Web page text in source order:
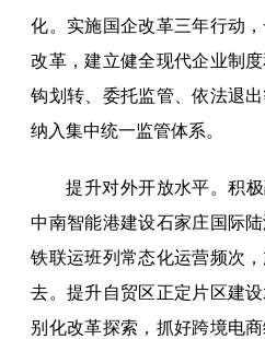
化。实施国企改革三年行动
改革，建立健全现代企业制
钩划转、委托监管、依法退
纳入集中统一监管体系。
提升对外开放水平。积
中南智能港建设石家庄国际
铁联运班列常态化运营频次
去。提升自贸区正定片区建
别化改革探索，抓好跨境电